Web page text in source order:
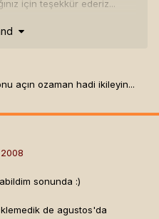
için teşekkür ederiz...
açın ozaman hadi ikileyin...
sonunda :)
de agustos'da